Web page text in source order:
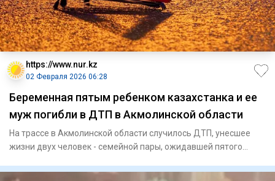
https://www.nur.kz
02 Февраля 2026 06:28
Беременная пятым ребенком казахстанка и ее
муж погибли в ДТП в Акмолинской области
На трассе в Акмолинской области случилось ДТП, унесшее
жизни двух человек - семейной пары, ожидавшей пятого